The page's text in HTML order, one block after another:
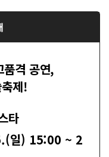
품격 공연,
제!
타
일) 15:00 ~ 2